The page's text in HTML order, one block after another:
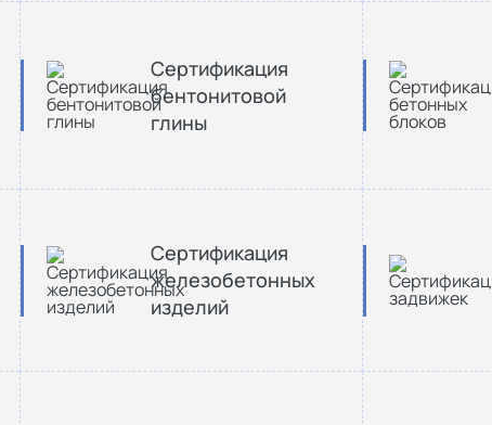
Сертификация
бентонитовой
глины
Сертификация
железобетонных
изделий